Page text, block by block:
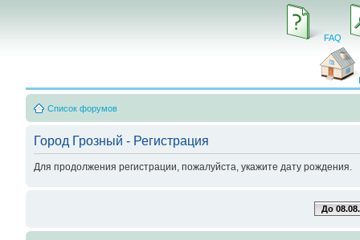
FAQ
Список форумов
Город Грозный - Регистрация
Для продолжения регистрации, пожалуйста, укажите дату рождения.
До